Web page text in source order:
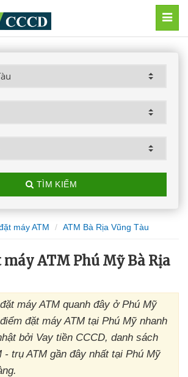
TÌM KIẾM
máy ATM ATM Bà Rịa Vũng Tàu
ATM Phú Mỹ Bà Rịa
máy ATM quanh đây ở Phú Mỹ
đặt máy ATM tại Phú Mỹ nhanh
bởi Vay tiền CCCD, danh sách
- trụ ATM gần đây nhất tại Phú Mỹ